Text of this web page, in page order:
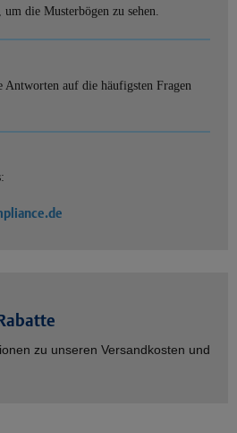
, um die Musterbögen zu sehen.
Antworten auf die häufigsten Fragen
zu unseren Versandkosten und